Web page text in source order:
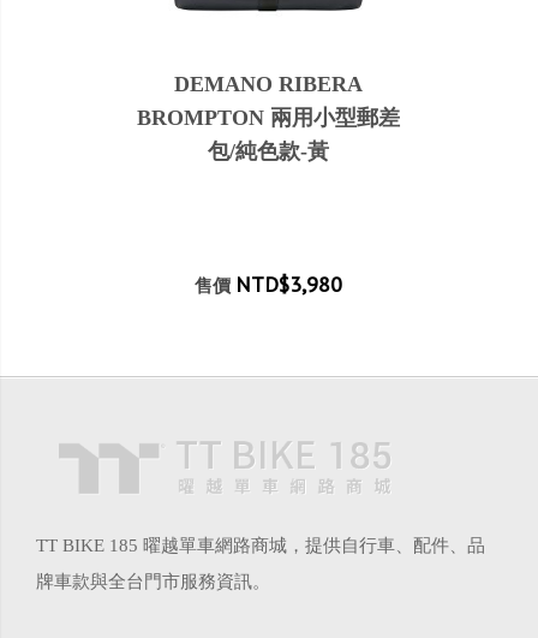
DEMANO RIBERA
BROMPTON 兩用小型郵差
包/純色款-黃
售價 NTD$3,980
TT BIKE 185 曜越單車網路商城，提供自行車、配件、品
牌車款與全台門市服務資訊。